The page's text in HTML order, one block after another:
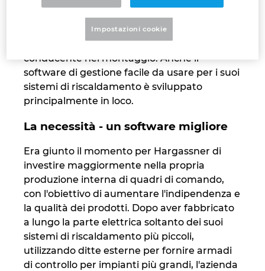
stabilimento di produzione a Weng, in
Austria - dalla robotica nella lavorazione della
lamiera ai sistemi di trasporto senza
conducente nel montaggio. Anche il
software di gestione facile da usare per i suoi
sistemi di riscaldamento è sviluppato
principalmente in loco.
La necessità - un software migliore
Era giunto il momento per Hargassner di
investire maggiormente nella propria
produzione interna di quadri di comando,
con l'obiettivo di aumentare l'indipendenza e
la qualità dei prodotti. Dopo aver fabbricato
a lungo la parte elettrica soltanto dei suoi
sistemi di riscaldamento più piccoli,
utilizzando ditte esterne per fornire armadi
di controllo per impianti più grandi, l'azienda
Malaysia
Mexico
Netherlands
New Zealand
Norway
Peru
Philippines
Impostazioni cookie